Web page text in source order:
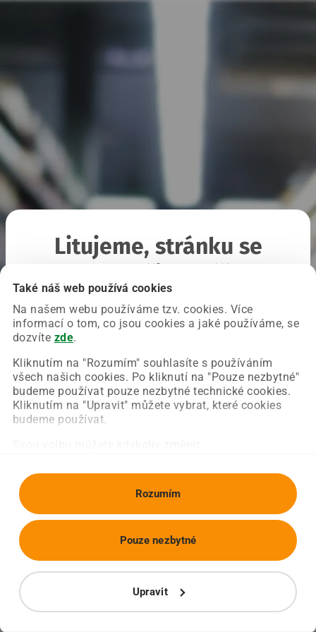
Také náš web používá cookies
Na našem webu používáme tzv. cookies. Více
informací o tom, co jsou cookies a jaké používáme, se
dozvíte zde.
Kliknutím na "Rozumím" souhlasíte s používáním
všech našich cookies. Po kliknutí na "Pouze nezbytné"
budeme používat pouze nezbytné technické cookies.
Kliknutím na "Upravit" můžete vybrat, které cookies
budeme používat.
Rozumím
Upravit
Pouze nezbytné
Litujeme, stránku se
Chyba nastala na naší straně a už ji opravujeme.
Zkuste prosím znovu načíst požadovanou stránku.
Obnovit stránku Úvodní strana